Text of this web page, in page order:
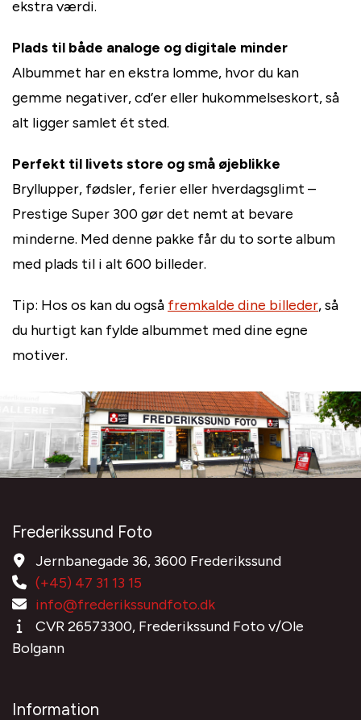
ekstra værdi.
Plads til både analoge og digitale minder
Albummet har en ekstra lomme, hvor du kan
gemme negativer, cd’er eller hukommelseskort, så
alt ligger samlet ét sted.
Perfekt til livets store og små øjeblikke
Bryllupper, fødsler, ferier eller hverdagsglimt –
Prestige Super 300 gør det nemt at bevare
minderne. Med denne pakke får du to sorte album
med plads til i alt 600 billeder.
Tip: Hos os kan du også fremkalde dine billeder, så
du hurtigt kan fylde albummet med dine egne
motiver.
Frederikssund Foto
Jernbanegade 36, 3600 Frederikssund
(+45) 47 31 13 15
info@frederikssundfoto.dk
CVR 26573300, Frederikssund Foto v/Ole
Bolgann
Information